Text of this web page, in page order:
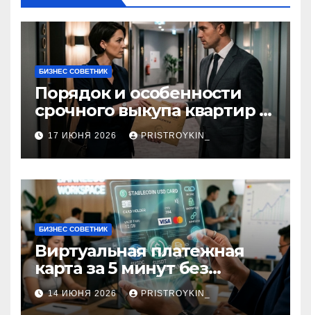
БИЗНЕС СОВЕТНИК
Порядок и особенности
срочного выкупа квартир в
срок 1–3 дня
17 ИЮНЯ 2026 PRISTROYKIN_
БИЗНЕС СОВЕТНИК
Виртуальная платежная
карта за 5 минут без
верификации и участия
банков с пополнением в
14 ИЮНЯ 2026 PRISTROYKIN_